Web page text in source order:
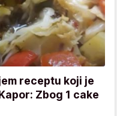
receptu koji je
Zbog 1 cake